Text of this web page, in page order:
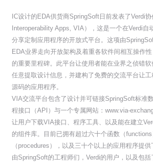
IC设计的EDA供货商SpringSoft日前发表了Verdi
Interoperability Apps, VIA），这是一个在Verdi自
分享定制应用程序的开放式平台。这项由
EDA业界走向开放架构及着重各软件间相互操作性
的重要里程碑。此平台让使用者能在业界之侦错
任意提取设计信息，并建构了免费的交流平台让
源码的应用程序。
VIA交流平台包含了设计并可链接SpringSoft标准
程接口（API）与一个专属网站：www.via-
让用户下载VIA接口、程序工具、以及能在建立
的组件库。目前已拥有超过六十个函数（
（procedures），以及三十个以上的应用程序提
由SpringSoft的工程师们，Verdi的用户，以及包